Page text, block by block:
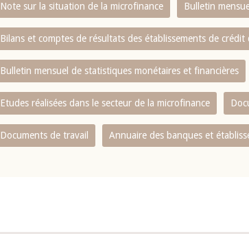
Note sur la situation de la microfinance Bulletin
Bilans et comptes de résultats des établissements de crédit
Bulletin mensuel de statistiques monétaires et financières
Etudes réalisées dans le secteur de la microfinance
Documents de travail Annuaire des banques et